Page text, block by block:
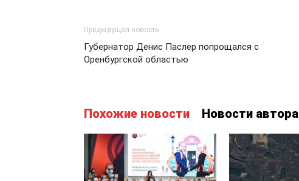
Предыдущая новость
Губернатор Денис Паслер попрощался с
Оренбургской областью
Похожие новости Новости автора